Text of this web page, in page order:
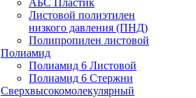
АБС Пластик
Листовой полиэтилен
низкого давления (ПНД)
Полипропилен листовой
Полиамид
Полиамид 6 Листовой
Полиамид 6 Стержни
Сверхвысокомолекулярный